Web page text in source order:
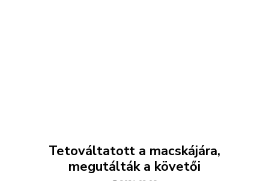
Tetováltatott a macskájára,
megutálták a követői